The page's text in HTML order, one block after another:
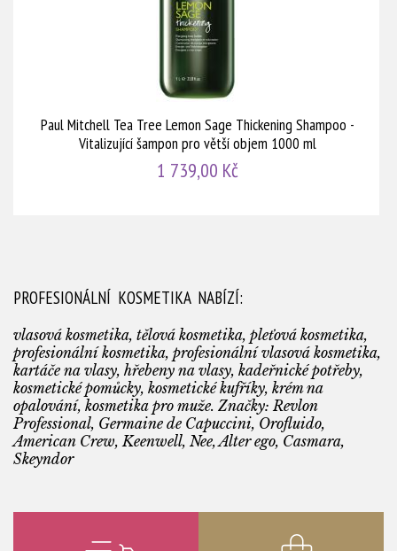
Paul Mitchell Tea Tree Lemon Sage Thickening Shampoo -
Vitalizující šampon pro větší objem 1000 ml
1 739,00 Kč
PROFESIONÁLNÍ KOSMETIKA NABÍZÍ:
vlasová kosmetika, tělová kosmetika, pleťová kosmetika,
profesionální kosmetika, profesionální vlasová kosmetika,
kartáče na vlasy, hřebeny na vlasy, kadeřnické potřeby,
kosmetické pomůcky, kosmetické kufříky, krém na
opalování, kosmetika pro muže. Značky: Revlon
Professional, Germaine de Capuccini, Orofluido,
American Crew, Keenwell, Nee, Alter ego, Casmara,
Skeyndor